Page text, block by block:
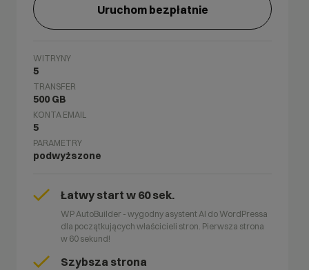
Uruchom bezpłatnie
WITRYNY
5
TRANSFER
500 GB
KONTA EMAIL
5
PARAMETRY
podwyższone
Łatwy start w 60 sek.
WP AutoBuilder - wygodny asystent AI do WordPressa
dla początkujących właścicieli stron. Pierwsza strona
w 60 sekund!
Szybsza strona